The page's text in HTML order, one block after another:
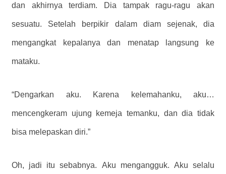
dan akhirnya terdiam. Dia tampak ragu-ragu akan
sesuatu. Setelah berpikir dalam diam sejenak, dia
mengangkat kepalanya dan menatap langsung ke
mataku.
“Dengarkan aku. Karena kelemahanku, aku…
mencengkeram ujung kemeja temanku, dan dia tidak
bisa melepaskan diri.”
Oh, jadi itu sebabnya. Aku mengangguk. Aku selalu